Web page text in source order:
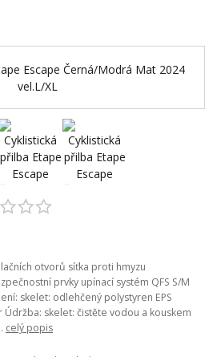
otvorů síťka proti hmyzu
prvky upínací systém QFS S/M
skelet: odlehčený polystyren EPS
skelet: čistěte vodou a kouskem
celý popis